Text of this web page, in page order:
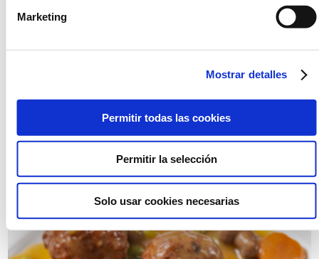
Marketing
Mostrar detalles
Permitir todas las cookies
Permitir la selección
Solo usar cookies necesarias
Salteado de guisantes
con jamón de bellota
Selección de los guisantes más finos salteados con ajo
y virutas de jamón de bellota aromatizado con
menta.